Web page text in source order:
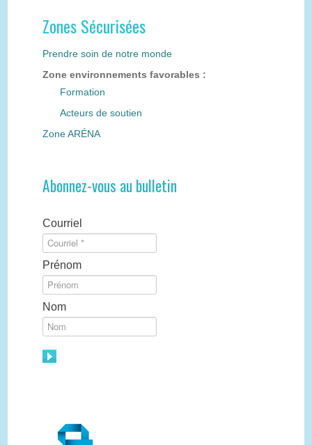
Zones Sécurisées
Prendre soin de notre monde
Zone environnements favorables :
Formation
Acteurs de soutien
Zone ARÉNA
Abonnez-vous au bulletin
Courriel
Prénom
Nom